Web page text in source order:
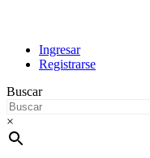
Ingresar
Registrarse
Buscar
×